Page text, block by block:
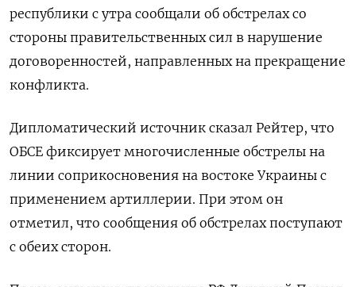
республики с утра сообщали об обстрелах со
стороны правительственных сил в нарушение
договоренностей, направленных на прекращение
конфликта.
Дипломатический источник сказал Рейтер, что
ОБСЕ фиксирует многочисленные обстрелы на
линии соприкосновения на востоке Украины с
применением артиллерии. При этом он
отметил, что сообщения об обстрелах поступают
с обеих сторон.